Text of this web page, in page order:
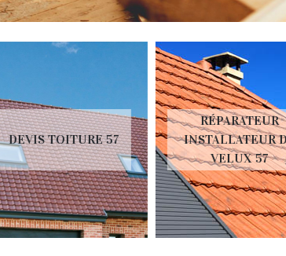
DEVIS TOITURE 57
RÉPARATEUR
INSTALLATEUR
VELUX 57